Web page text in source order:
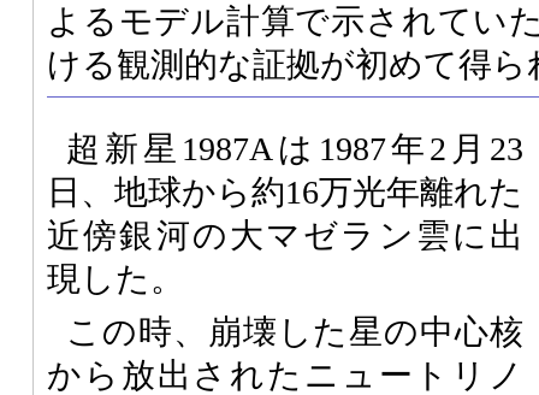
よるモデル計算で示されてい
ける観測的な証拠が初めて得ら
超新星1987Aは1987年2月23
日、地球から約16万光年離れた
近傍銀河の大マゼラン雲に出
現した。
この時、崩壊した星の中心核
から放出されたニュートリノ